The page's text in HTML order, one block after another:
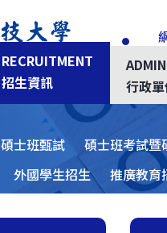
RECRUITMENT
招生資訊
行政
碩士班甄試
碩士班考試暨
外國學生招生 推廣教育